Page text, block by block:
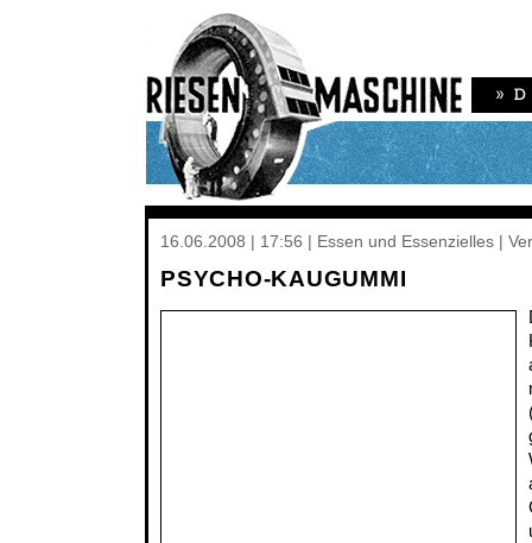
16.06.2008 | 17:56 | Essen und Essenzielles |
PSYCHO-KAUGUMMI